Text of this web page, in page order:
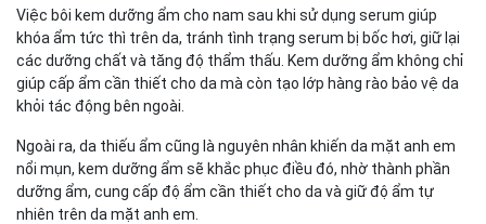
Việc bôi kem dưỡng ẩm cho nam sau khi sử dụng serum giúp
khóa ẩm tức thì trên da, tránh tình trạng serum bị bốc hơi, giữ lại
các dưỡng chất và tăng độ thẩm thấu. Kem dưỡng ẩm không chỉ
giúp cấp ẩm cần thiết cho da mà còn tạo lớp hàng rào bảo vệ da
khỏi tác động bên ngoài.
Ngoài ra, da thiếu ẩm cũng là nguyên nhân khiến da mặt anh em
nổi mụn, kem dưỡng ẩm sẽ khắc phục điều đó, nhờ thành phần
dưỡng ẩm, cung cấp độ ẩm cần thiết cho da và giữ độ ẩm tự
nhiên trên da mặt anh em.